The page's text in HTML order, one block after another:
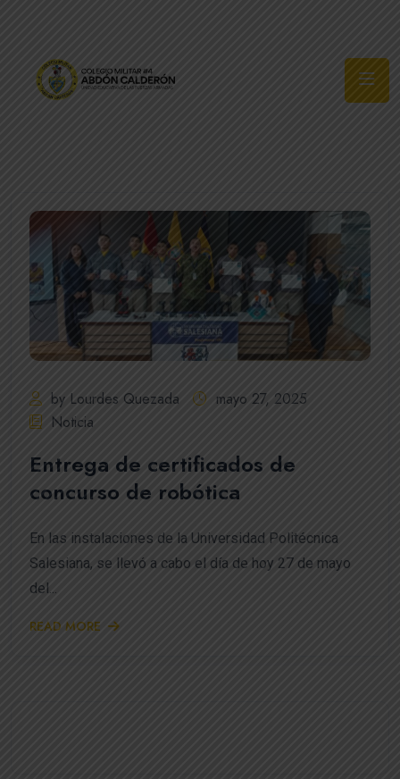
by Lourdes Quezada
mayo 27, 2025
Noticia
Entrega de certificados de
concurso de robótica
En las instalaciones de la Universidad Politécnica
Salesiana, se llevó a cabo el día de hoy 27 de mayo
del...
READ MORE